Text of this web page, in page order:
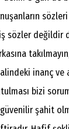
sözler değildir
inanç ve
bizi
şahit